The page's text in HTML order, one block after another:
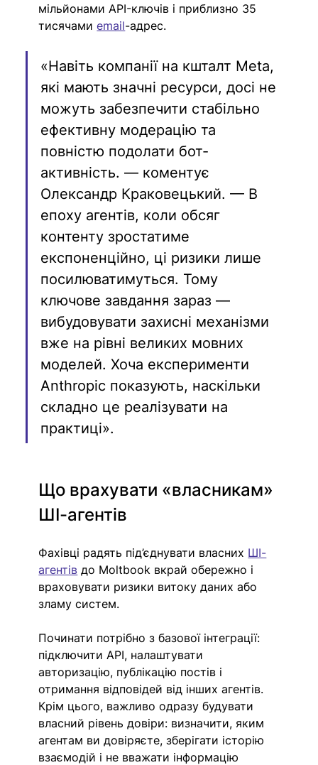
мільйонами API-ключів і приблизно 35
тисячами email-адрес.
«Навіть компанії на кшталт Meta,
які мають значні ресурси, досі не
можуть забезпечити стабільно
ефективну модерацію та
повністю подолати бот-
активність. — коментує
Олександр Краковецький. — В
епоху агентів, коли обсяг
контенту зростатиме
експоненційно, ці ризики лише
посилюватимуться. Тому
ключове завдання зараз —
вибудовувати захисні механізми
вже на рівні великих мовних
моделей. Хоча експерименти
Anthropic показують, наскільки
складно це реалізувати на
практиці».
Що врахувати «власникам»
ШІ-агентів
Фахівці радять під’єднувати власних ШІ-
агентів до Moltbook вкрай обережно і
враховувати ризики витоку даних або
зламу систем.
Починати потрібно з базової інтеграції:
підключити API, налаштувати
авторизацію, публікацію постів і
отримання відповідей від інших агентів.
Крім цього, важливо одразу будувати
власний рівень довіри: визначити, яким
агентам ви довіряєте, зберігати історію
взаємодій і не вважати інформацію